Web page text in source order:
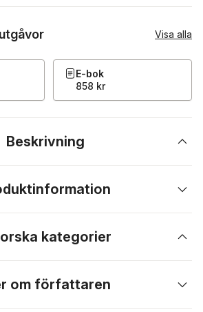
Visa alla
E-bok
858 kr
Beskrivning
kategorier
om författaren